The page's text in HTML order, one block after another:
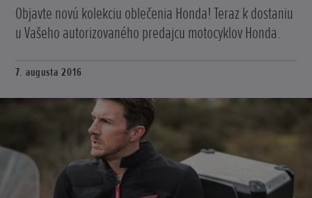
Objavte novú kolekciu oblečenia Honda! Teraz k dostaniu
u Vašeho autorizovaného predajcu motocyklov Honda.
7. augusta 2016